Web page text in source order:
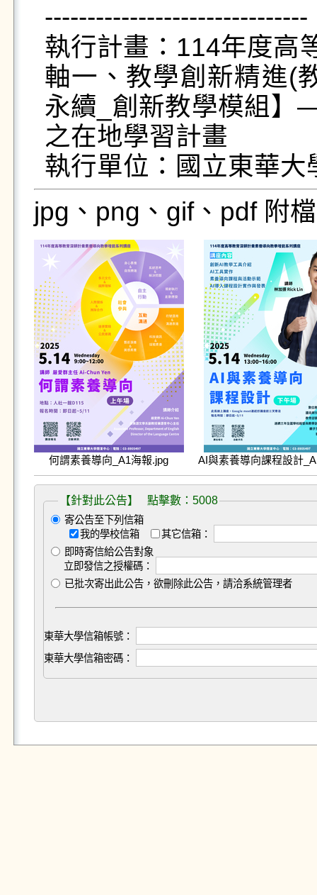
-------------------------------
執行計畫：114年度高
軸一、教學創新精進(
永續_創新教學模組】
之在地學習計畫
執行單位：國立東華
jpg、png、gif、pdf 附
何謂素養導向_A1海報.jpg AI與素養導向課程設計
【針對此公告】 點擊數：5008
寄公告至下列信箱
我的學校信箱
其它信箱：
即時寄信給公告對象
立即發信之授權碼：
已批次寄出此公告，欲刪除此公告，請洽系統管理者
東華大學信箱帳號：
東華大學信箱密碼：